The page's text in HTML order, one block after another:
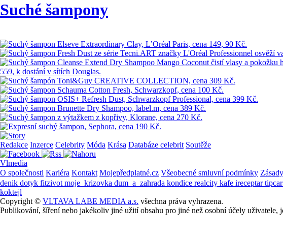
Suché šampony
Redakce Inzerce Celebrity Móda Krása Databáze celebrit Soutěže
Vlmedia
O společnosti Kariéra Kontakt Mojepředplatné.cz Všeobecné smluvní podmínky
denik dotyk fitzivot moje_krizovka dum_a_zahrada kondice realcity kafe ireceptar
koktejl
Copyright © VLTAVA LABE MEDIA a.s. všechna práva vyhrazena.
Publikování, šíření nebo jakékoliv jiné užití obsahu pro jiné než osobní účely